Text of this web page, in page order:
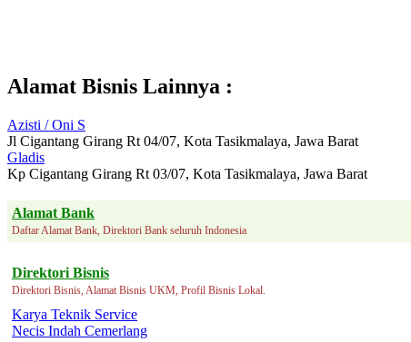
Alamat Bisnis Lainnya :
Azisti / Oni S
Jl Cigantang Girang Rt 04/07, Kota Tasikmalaya, Jawa Barat
Gladis
Kp Cigantang Girang Rt 03/07, Kota Tasikmalaya, Jawa Barat
Alamat Bank
Daftar Alamat Bank, Direktori Bank seluruh Indonesia
Direktori Bisnis
Direktori Bisnis, Alamat Bisnis UKM, Profil Bisnis Lokal.
Karya Teknik Service
Necis Indah Cemerlang